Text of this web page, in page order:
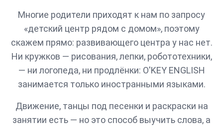
Многие родители приходят к нам по запросу
«детский центр рядом с домом», поэтому
скажем прямо: развивающего центра у нас нет.
Ни кружков — рисования, лепки, робототехники,
— ни логопеда, ни продлёнки: O'KEY ENGLISH
занимается только иностранными языками.
Движение, танцы под песенки и раскраски на
занятии есть — но это способ выучить слова, а